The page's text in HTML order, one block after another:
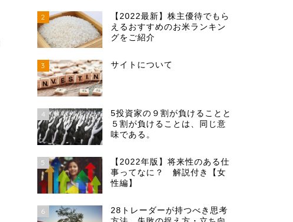
2
【2022最新】株主優待でもら
えるおすすめのお米ランキン
グをご紹介
3 サイトについて
4
5投資家の９割が負けることと
５割が負けることは、同じ意
味である。
5
【2022年版】将来性のある仕
事ってなに？ 解説付き【女
性編】
6
28トレーダーが持つべき思考